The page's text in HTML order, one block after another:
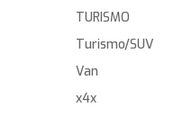
TURISMO
Turismo/SUV
Van
x4x